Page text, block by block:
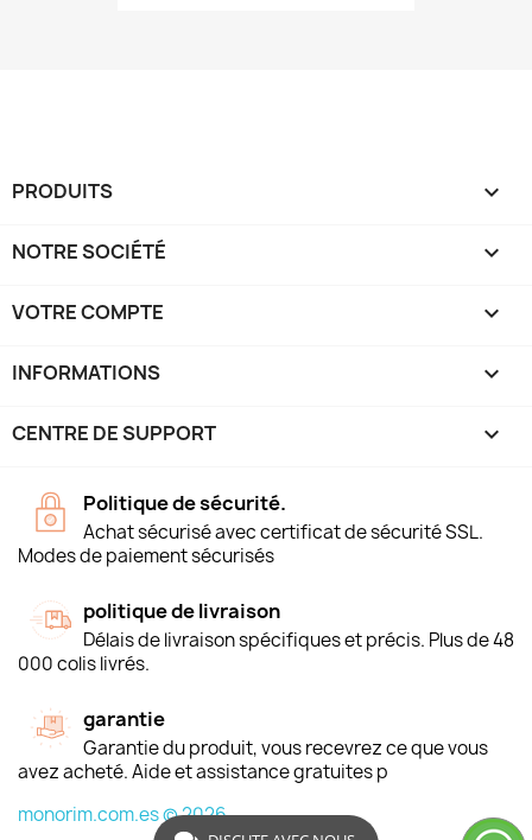
PRODUITS 
NOTRE SOCIÉTÉ 
VOTRE COMPTE 
INFORMATIONS keyboard_arrow_down
CENTRE DE SUPPORT 
Politique de sécurité.
Achat sécurisé avec certificat de sécurité SSL.
Modes de paiement sécurisés
politique de livraison
Délais de livraison spécifiques et précis. Plus de 48
000 colis livrés.
garantie
Garantie du produit, vous recevrez ce que vous
avez acheté. Aide et assistance gratuites p
monorim.com.es © 2026